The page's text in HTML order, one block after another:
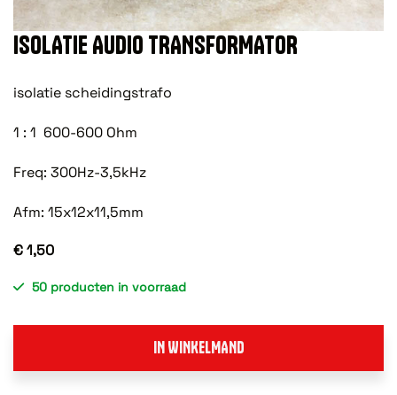
ISOLATIE AUDIO TRANSFORMATOR
isolatie scheidingstrafo
1 : 1 600-600 Ohm
Freq: 300Hz-3,5kHz
Afm: 15x12x11,5mm
€ 1,50
50 producten in voorraad
IN WINKELMAND